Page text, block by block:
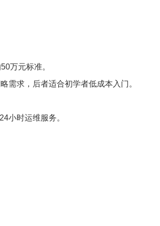
万元标准。
需求，后者适合初学者低成本入门。
小时运维服务。